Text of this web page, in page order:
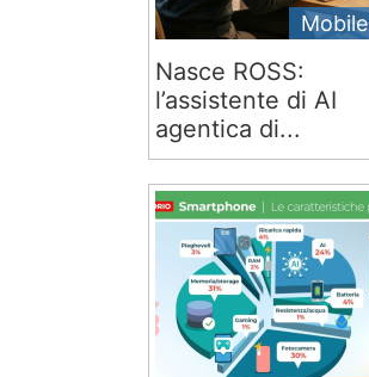
Mobile
Nasce ROSS:
l’assistente di AI
agentica di...